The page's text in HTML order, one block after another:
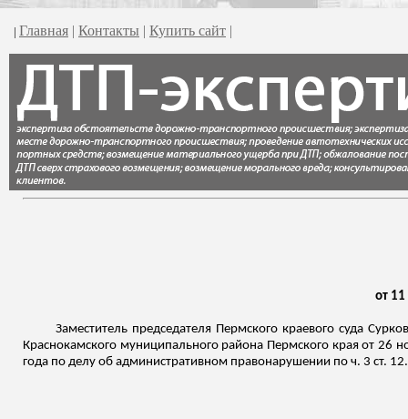
| Главная | Контакты | Купить сайт |
от
Заместитель председателя Пермского краевого суда
Краснокамского муниципального района Пермского края от 26
года по делу об административном правонарушении по ч. 3 ст.